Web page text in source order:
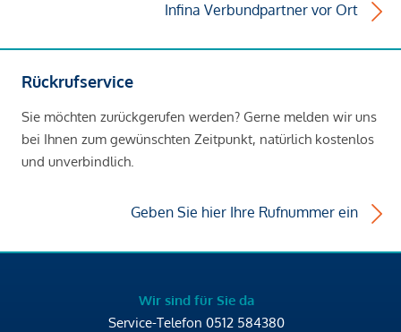
Infina Verbundpartner vor Ort
Rückrufservice
Sie möchten zurückgerufen werden? Gerne melden wir uns
bei Ihnen zum gewünschten Zeitpunkt, natürlich kostenlos
und unverbindlich.
Geben Sie hier Ihre Rufnummer ein
Wir sind für Sie da
Service-Telefon 0512 584380